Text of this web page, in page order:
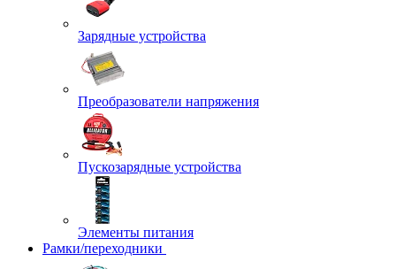
Зарядные устройства
Преобразователи напряжения
Пускозарядные устройства
Элементы питания
Рамки/переходники